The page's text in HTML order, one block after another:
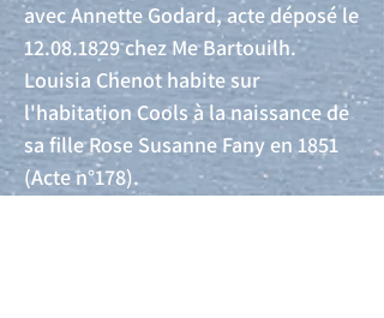
avec Annette Godard, acte déposé le
12.08.1829chez Me Bartouilh.
Louisia Chenot habite sur
l'habitation Cools à la naissance de
sa fille Rose Susanne Fany en 1851
(Acte n°178).